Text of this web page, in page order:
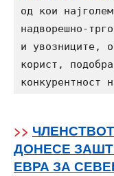
од кои
надворешно-
и увозниците,
корист,
конкурентност
>>
ДОНЕСЕ
ЕВРА ЗА